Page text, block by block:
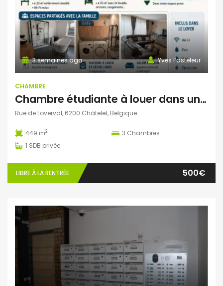
Yves Pasteleur
3 semaines ago
CHAMBRE
Chambre étudiante à louer dans une ambiance familiale – Châtelet
Rue de Loverval, 6200 Châtelet, Belgique
449 m2 3 Chambres
1 SDB privée
LIBRE À LA RENTRÉE 500€